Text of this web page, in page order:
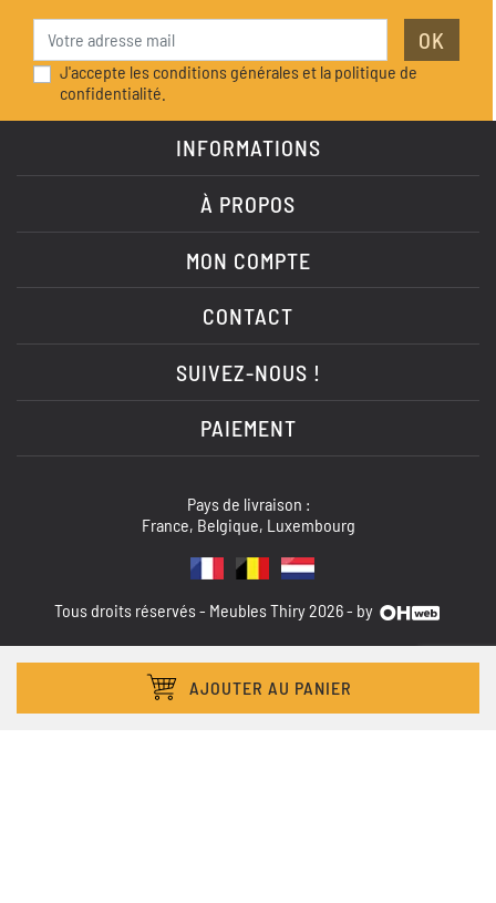
AJOUTER AU PANIER
OK
J'accepte les conditions générales et la politique de
confidentialité.
INFORMATIONS
À PROPOS
MON COMPTE
CONTACT
SUIVEZ-NOUS !
PAIEMENT
Pays de livraison :
France, Belgique, Luxembourg
Tous droits réservés - Meubles Thiry 2026 - by